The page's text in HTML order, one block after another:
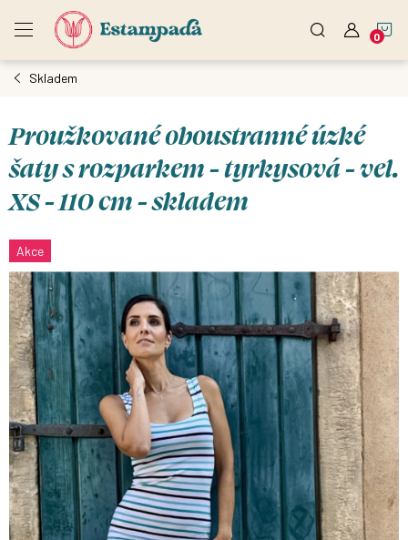
Skladem
Proužkované oboustranné úzké
šaty s rozparkem - tyrkysová - vel.
XS - 110 cm - skladem
Akce